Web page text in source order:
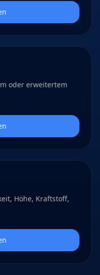
oder erweitertem
Höhe, Kraftstoff,